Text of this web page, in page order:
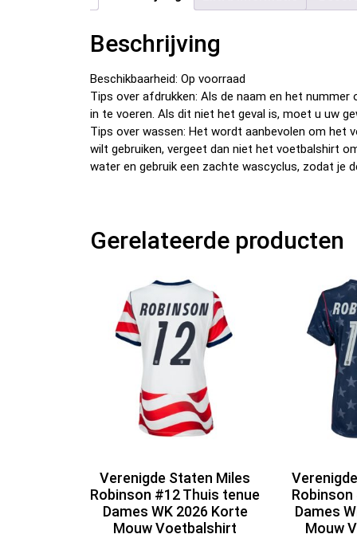
Beschrijving
Beschikbaarheid: Op voorraad
Tips over afdrukken: Als de naam en het
in te voeren. Als dit niet het geval is, moet u uw
Tips over wassen: Het wordt aanbevolen om het
wilt gebruiken, vergeet dan niet het voetbalshirt
water en gebruik een zachte wascyclus, zodat je
Gerelateerde producten
Verenigde Staten Miles
Robinson #12 Thuis tenue
Dames WK 2026 Korte
Mouw Voetbalshirt
Dames
Mouw